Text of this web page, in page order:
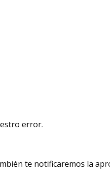
error.
te notificaremos la